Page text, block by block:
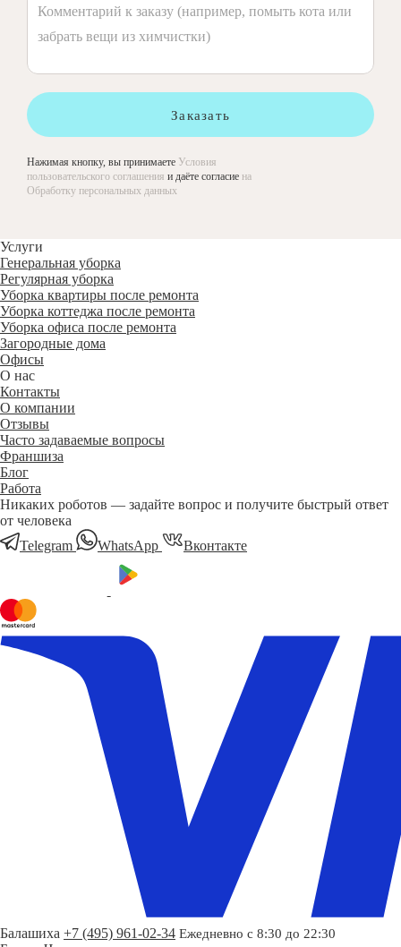
Заказать
Нажимая кнопку, вы принимаете Условия
пользовательского соглашения и даёте согласие на
Обработку персональных данных
Услуги
Генеральная уборка
Регулярная уборка
Уборка квартиры после ремонта
Уборка коттеджа после ремонта
Уборка офиса после ремонта
Загородные дома
Офисы
О нас
Контакты
О компании
Отзывы
Часто задаваемые вопросы
Франшиза
Блог
Работа
Никаких роботов — задайте вопрос и получите быстрый ответ
от человека
Telegram
WhatsApp Вконтакте
Балашиха +7 (495) 961-02-34 Ежедневно с 8:30 до 22:30